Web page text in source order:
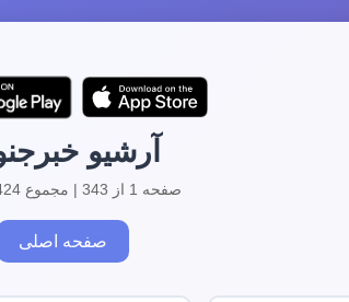
آرشیو
صفحه 1 از 343 | مجموع 3424 آرشیو
صفحه اصلی